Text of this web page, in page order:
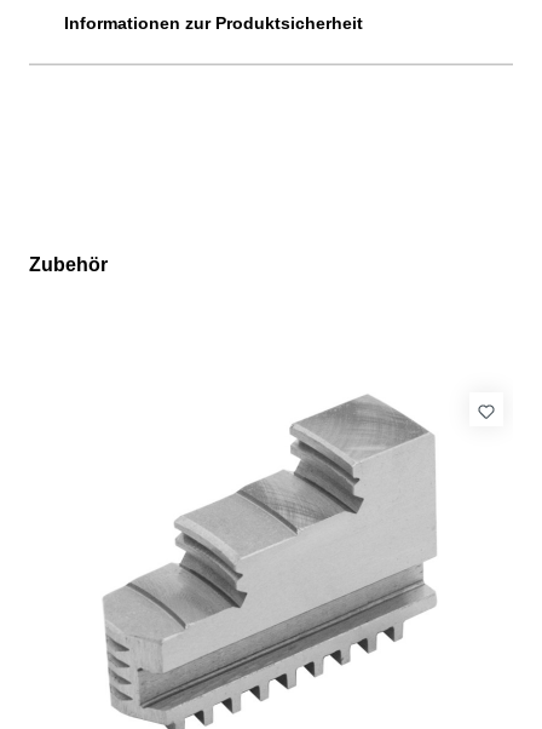
Informationen zur Produktsicherheit
Produktgalerie überspringen
Zubehör